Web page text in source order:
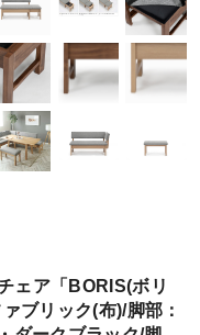
ェア「BORIS(ボリ
ブリック(布)/脚部：